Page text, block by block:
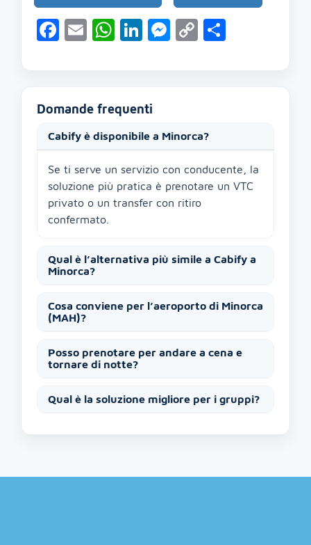
Facebook
EmailWhatsApp
LinkedIn
Messenger
Copy
Domande frequenti
Cabify è disponibile a Minorca?
Se ti serve un servizio con conducente, la
soluzione più pratica è prenotare un VTC
privato o un transfer con ritiro
confermato.
Qual è l’alternativa più simile a Cabify a
Minorca?
Cosa conviene per l’aeroporto di Minorca
(MAH)?
Posso prenotare per andare a cena e
tornare di notte?
Qual è la soluzione migliore per i gruppi?